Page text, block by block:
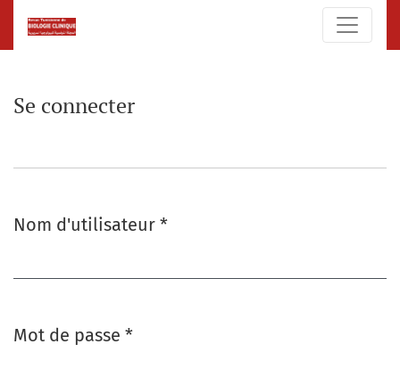
Se connecter
Se connecter
Nom d'utilisateur *
Mot de passe *